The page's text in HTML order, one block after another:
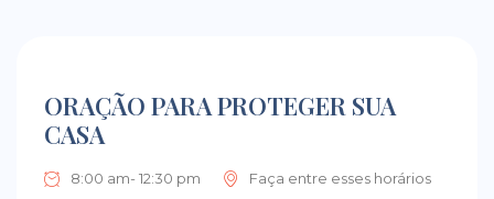
ORAÇÃO PARA PROTEGER SUA
CASA
8:00 am- 12:30 pm Faça entre esses horários